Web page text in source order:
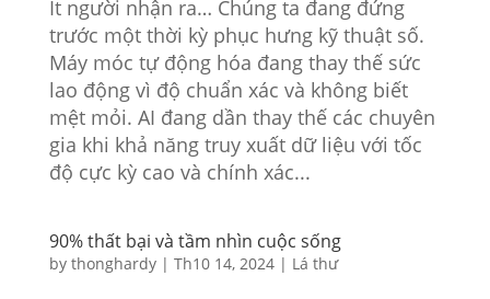
Ít người nhận ra… Chúng ta đang đứng
trước một thời kỳ phục hưng kỹ thuật số.
Máy móc tự động hóa đang thay thế sức
lao động vì độ chuẩn xác và không biết
mệt mỏi. AI đang dần thay thế các chuyên
gia khi khả năng truy xuất dữ liệu với tốc
độ cực kỳ cao và chính xác...
90% thất bại và tầm nhìn cuộc sống
by thonghardy| Th10 14, 2024| Lá thư